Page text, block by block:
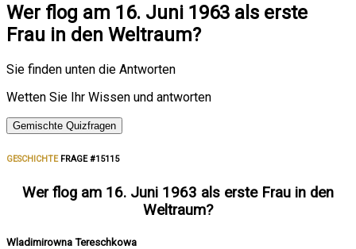
Wer flog am 16. Juni 1963 als erste
Frau in den Weltraum?
Sie finden unten die Antworten
Wetten Sie Ihr Wissen und antworten
Gemischte Quizfragen
GESCHICHTEFRAGE #15115
Wer flog am 16. Juni 1963 als erste Frau in den
Weltraum?
Wladimirowna Tereschkowa